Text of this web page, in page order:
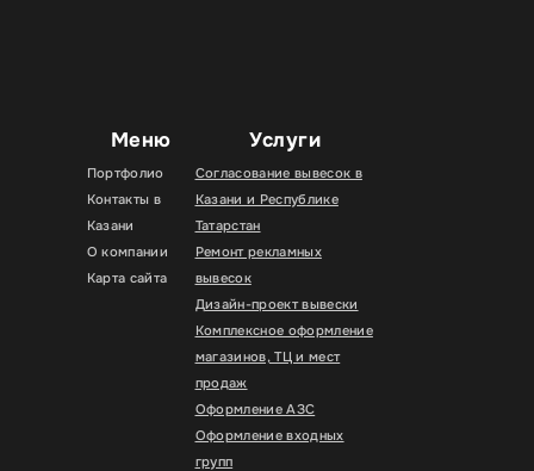
Меню
Портфолио
Контакты в
Казани
О компании
Карта сайта
Услуги
Согласование вывесок в
Казани и Республике
Татарстан
Ремонт рекламных
вывесок
Дизайн-проект вывески
Комплексное оформление
магазинов, ТЦ и мест
продаж
Оформление АЗС
Оформление входных
групп